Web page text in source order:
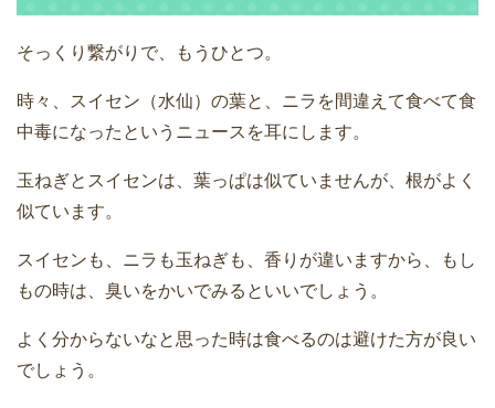
そっくり繋がりで、もうひとつ。
時々、スイセン（水仙）の葉と、ニラを間違えて食べて食
中毒になったというニュースを耳にします。
玉ねぎとスイセンは、葉っぱは似ていませんが、根がよく
似ています。
スイセンも、ニラも玉ねぎも、香りが違いますから、もし
もの時は、臭いをかいでみるといいでしょう。
よく分からないなと思った時は食べるのは避けた方が良い
でしょう。